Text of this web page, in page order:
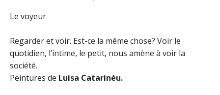
Le voyeur
Regarder et voir. Est-ce la même chose? Voir le
quotidien, l’intime, le petit, nous amène à voir la
société.
Peintures de Luisa Catarinéu.